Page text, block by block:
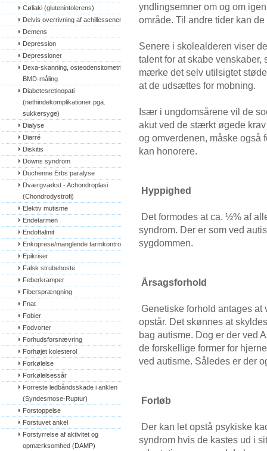
Cøliaki (glutenintolerens)
Delvis overrivning af achillessenen
Demens
Depression
Depressioner
Dexa-skanning, osteodensitometri,
BMD-måling
Diabetesretinopati
(nethindekomplikationer pga.
sukkersyge)
Dialyse
Diarré
Diskitis
Downs syndrom
Duchenne Erbs paralyse
Dværgvækst - Achondroplasi
(Chondrodystrofi)
Elektiv mutisme
Endetarmen
Endoftalmit
Enkoprese/manglende tarmkontrol
Epikriser
Falsk strubehoste
Feberkramper
Fibersprængning
Fnat
Fobier
Fodvorter
Forhudsforsnævring
Forhøjet kolesterol
Forkølelse
Forkølelsessår
Forreste ledbåndsskade i anklen
(Syndesmose-Ruptur)
Forstoppelse
Forstuvet ankel
Forstyrrelse af aktivitet og
opmærksomhed (DAMP)
yndlingsemner om og om
område. Til andre tider kan
Senere i skolealderen viser
talent for at skabe venskaber,
mærke det selv utilsigtet
at de udsættes for mobning.
Især i ungdomsårene vil de
akut ved de stærkt øgede
og omverdenen, måske også
kan honorere.
Hyppighed
Det formodes at ca. ½% af
syndrom. Der er som ved
sygdommen.
Årsagsforhold
Genetiske forhold antages
opstår. Det skønnes at
bag autisme. Dog er der ved
de forskellige former for
ved autisme. Således er der
Forløb
Der kan let opstå psykiske
syndrom hvis de kastes ud i